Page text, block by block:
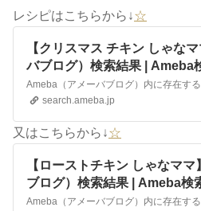
レシピはこちらから↓☆
【クリスマス チキン しゃな
バブログ）検索結果 | Ameba
search.ameba.jp
又はこちらから↓☆
【ローストチキン しゃなマ
ブログ）検索結果 | Ameba検